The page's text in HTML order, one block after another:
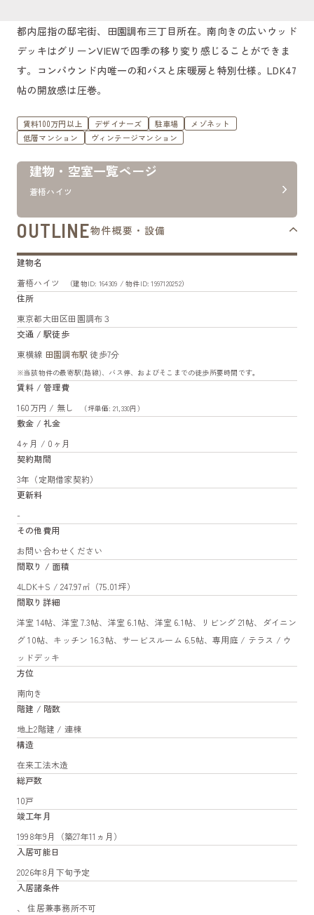
都内屈指の邸宅街、田園調布三丁目所在。南向きの広いウッド
デッキはグリーンVIEWで四季の移り変り感じることができま
す。コンパウンド内唯一の和バスと床暖房と特別仕様。LDK47
帖の開放感は圧巻。
賃料100万円以上 デザイナーズ 駐車場
メゾネット
低層マンション
ヴィンテージマンション
建物・空室一覧ページ
蒼梧ハイツ
OUTLINE物件概要・設備
建物名
蒼梧ハイツ
（建物ID: 164309 / 物件ID: 1997120252）
住所
東京都大田区田園調布３
交通 / 駅徒歩
東横線 田園調布駅 徒歩7分
※当該物件の最寄駅(路線)、バス停、およびそこまでの徒歩所要時間です。
賃料 / 管理費
160万円 / 無し
（坪単価: 21,330円）
敷金 / 礼金
4ヶ月 / 0ヶ月
契約期間
3年（定期借家契約）
更新料
-
その他費用
お問い合わせください
間取り / 面積
4LDK+S / 247.97㎡（75.01坪）
間取り詳細
洋室 14帖、洋室 7.3帖、洋室 6.1帖、洋室 6.1帖、リビング 21帖、ダイニン
グ 10帖、キッチン 16.3帖、サービスルーム 6.5帖、専用庭 / テラス / ウ
ッドデッキ
方位
南向き
階建 / 階数
地上2階建 / 連棟
構造
在来工法木造
総戸数
10戸
竣工年月
1998年9月（築27年11ヵ月）
入居可能日
2026年8月下旬予定
入居諸条件
、 住居兼事務所不可